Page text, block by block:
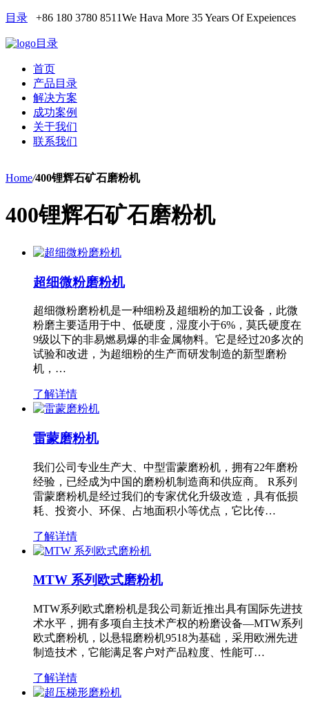
目录 +86 180 3780 8511We Hava More 35 Years Of Expeiences
目录
首页
产品目录
解决方案
成功案例
关于我们
联系我们
Home/400锂辉石矿石磨粉机
400锂辉石矿石磨粉机
超细微粉磨粉机
超细微粉磨粉机是一种细粉及超细粉的加工设备，此微
粉磨主要适用于中、低硬度，湿度小于6%，莫氏硬度在
9级以下的非易燃易爆的非金属物料。它是经过20多次的
试验和改进，为超细粉的生产而研发制造的新型磨粉
机，…
了解详情
雷蒙磨粉机
我们公司专业生产大、中型雷蒙磨粉机，拥有22年磨粉
经验，已经成为中国的磨粉机制造商和供应商。 R系列
雷蒙磨粉机是经过我们的专家优化升级改造，具有低损
耗、投资小、环保、占地面积小等优点，它比传…
了解详情
MTW 系列欧式磨粉机
MTW系列欧式磨粉机是我公司新近推出具有国际先进技
术水平，拥有多项自主技术产权的粉磨设备—MTW系列
欧式磨粉机，以悬辊磨粉机9518为基础，采用欧洲先进
制造技术，它能满足客户对产品粒度、性能可…
了解详情